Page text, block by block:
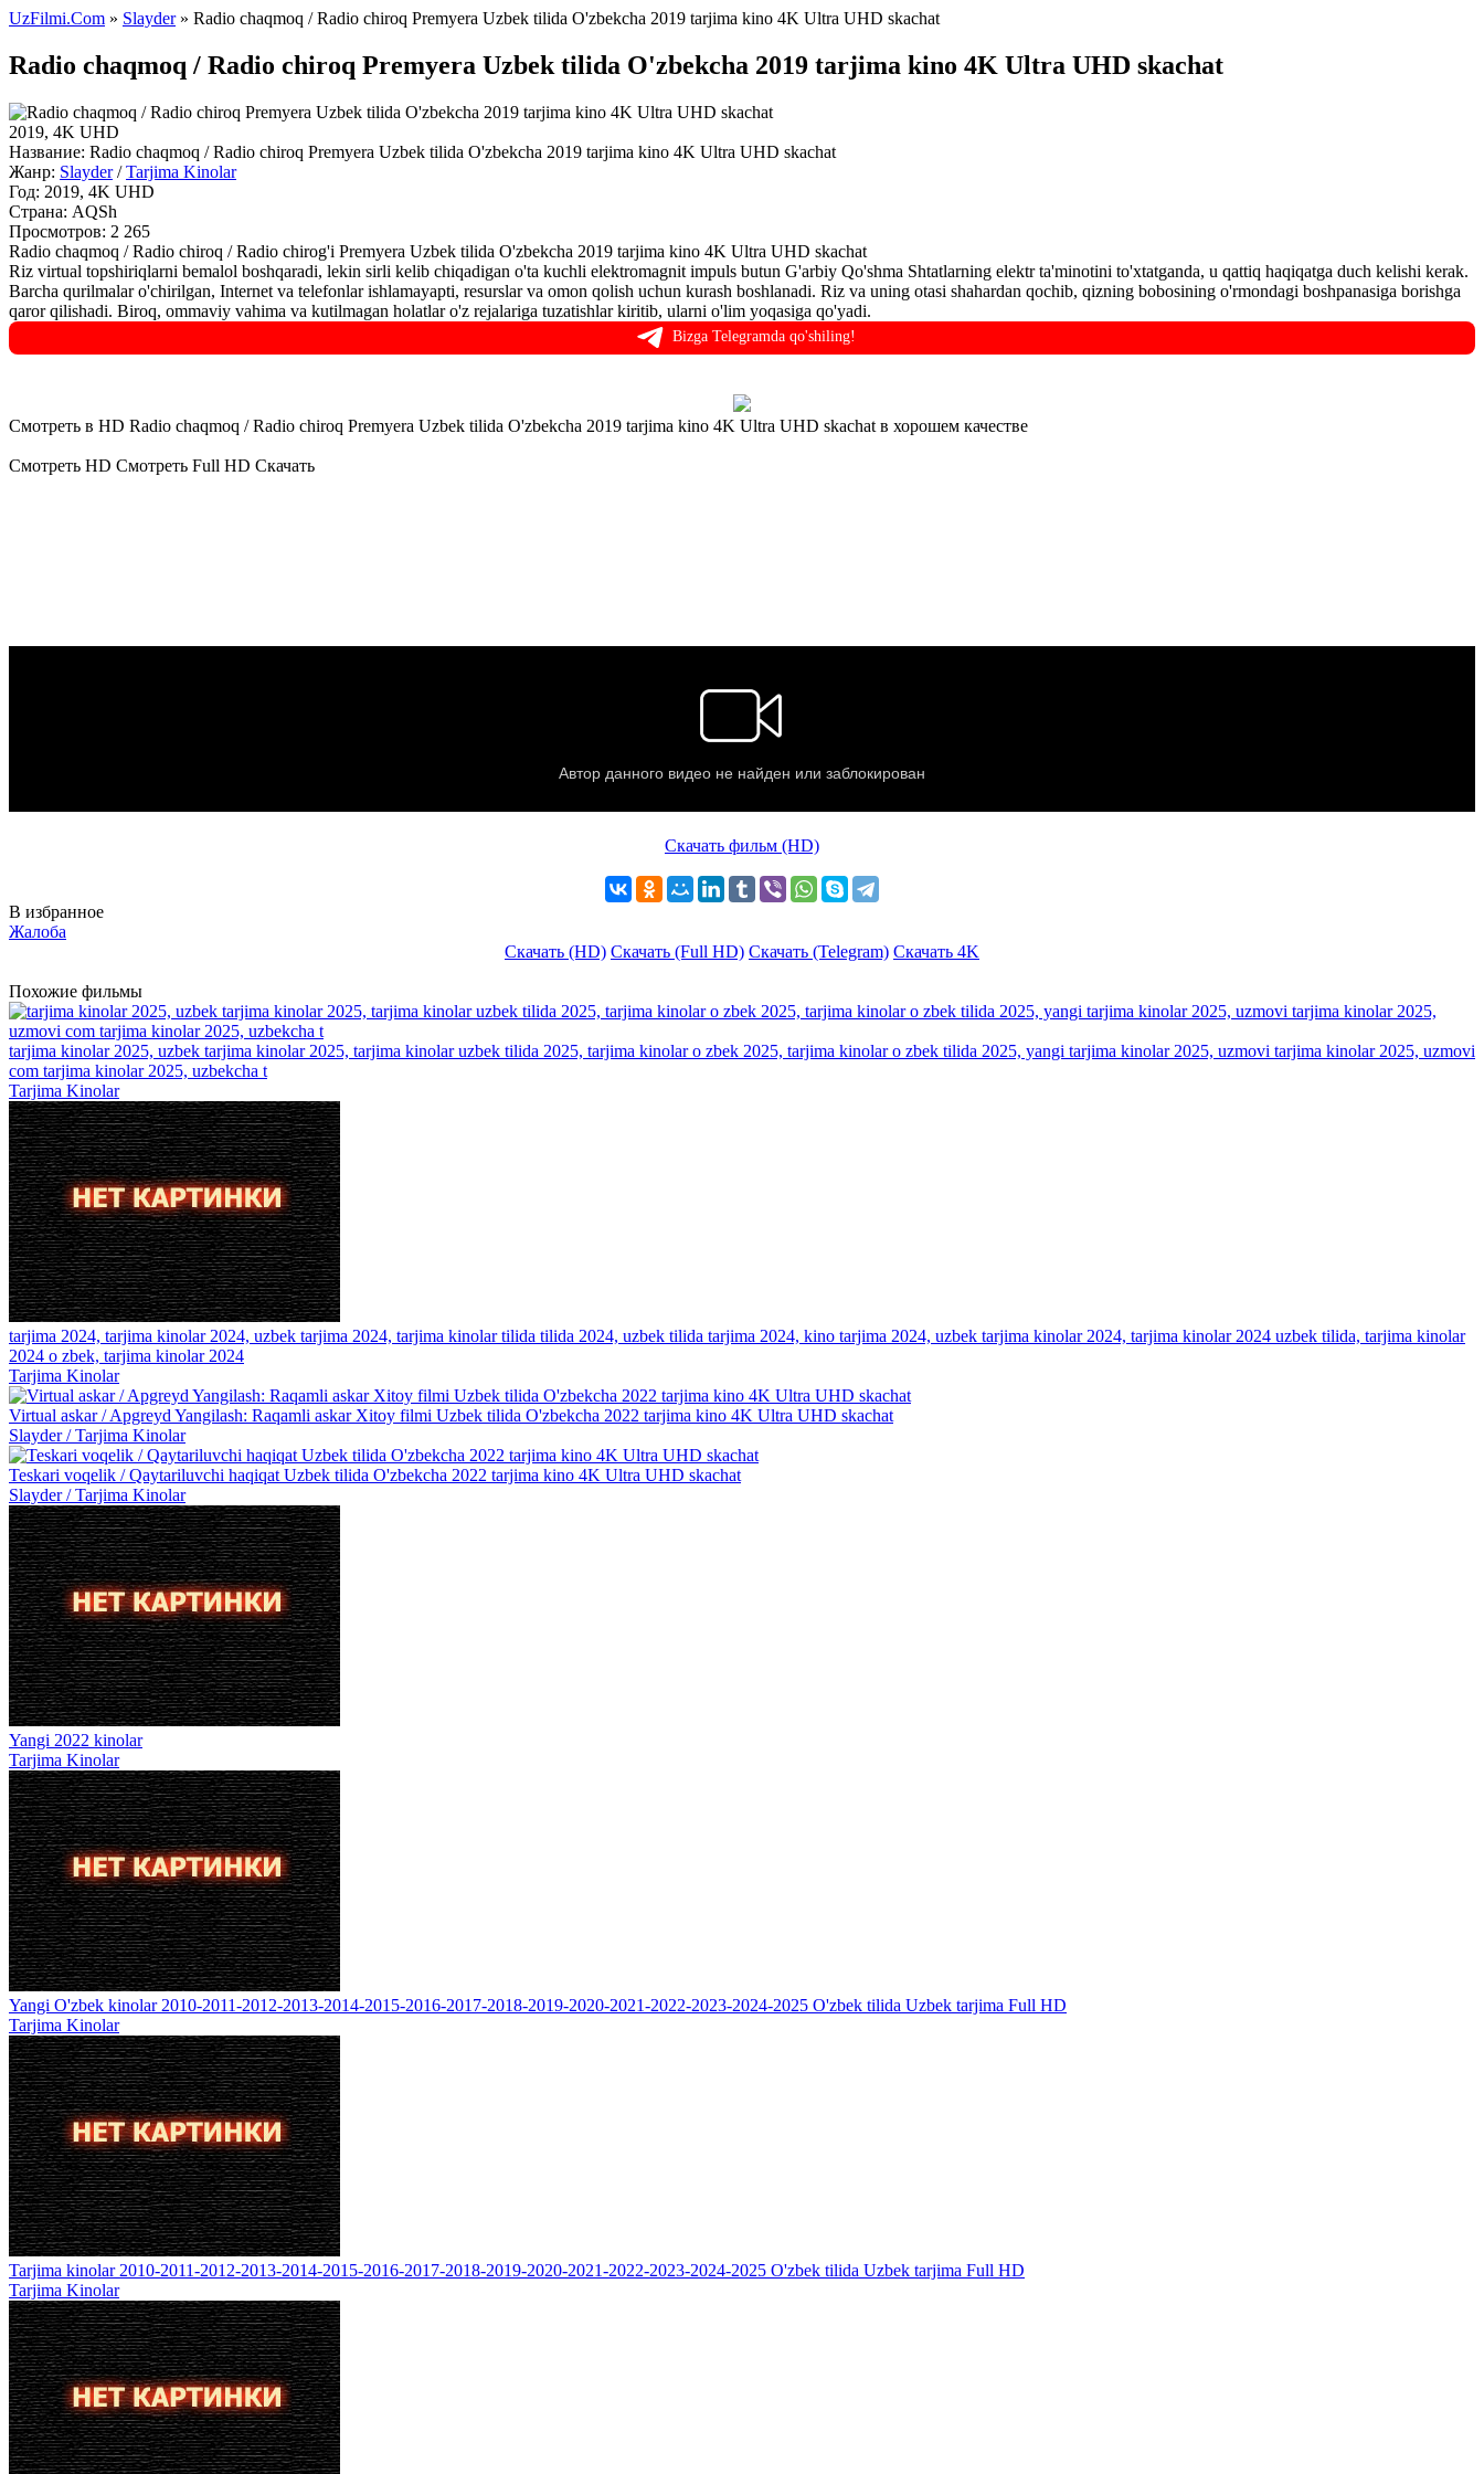
UzFilmi.Com » Slayder» Radio chaqmoq / Radio chiroq Premyera Uzbek tilida O'zbekcha 2019 tarjima kino 4K Ultra UHD skachat
Radio chaqmoq / Radio chiroq Premyera Uzbek tilida O'zbekcha 2019 tarjima kino 4K Ultra UHD skachat
2019, 4K UHD
Название: Radio chaqmoq / Radio chiroq Premyera Uzbek tilida O'zbekcha 2019 tarjima kino 4K Ultra UHD skachat
Жанр: Slayder/Tarjima Kinolar
Год: 2019, 4K UHD
Страна: AQSh
Просмотров: 2 265
Radio chaqmoq / Radio chiroq / Radio chirog'i Premyera Uzbek tilida O'zbekcha 2019 tarjima kino 4K Ultra UHD skachat
Riz virtual topshiriqlarni bemalol boshqaradi, lekin sirli kelib chiqadigan o'ta kuchli elektromagnit impuls butun G'arbiy Qo'shma Shtatlarning elektr ta'minotini to'xtatganda, u qattiq haqiqatga duch kelishi kerak.
Barcha qurilmalar o'chirilgan, Internet va telefonlar ishlamayapti, resurslar va omon qolish uchun kurash boshlanadi. Riz va uning otasi shahardan qochib, qizning bobosining o'rmondagi boshpanasiga borishga
qaror qilishadi. Biroq, ommaviy vahima va kutilmagan holatlar o'z rejalariga tuzatishlar kiritib, ularni o'lim yoqasiga qo'yadi.
Bizga Telegramda qo'shiling!
Смотреть в HD Radio chaqmoq / Radio chiroq Premyera Uzbek tilida O'zbekcha 2019 tarjima kino 4K Ultra UHD skachat в хорошем качестве
Смотреть HD Смотреть Full HD Скачать
Скачать фильм (HD)
В избранное
Жалоба
Скачать (HD) Скачать (Full HD) Скачать (Telegram) Скачать 4K
Похожие фильмы
tarjima kinolar 2025, uzbek tarjima kinolar 2025, tarjima kinolar uzbek tilida 2025, tarjima kinolar o zbek 2025, tarjima kinolar o zbek tilida 2025, yangi tarjima kinolar 2025, uzmovi tarjima kinolar 2025, uzmovi
com tarjima kinolar 2025, uzbekcha t
Tarjima Kinolar
tarjima 2024, tarjima kinolar 2024, uzbek tarjima 2024, tarjima kinolar tilida tilida 2024, uzbek tilida tarjima 2024, kino tarjima 2024, uzbek tarjima kinolar 2024, tarjima kinolar 2024 uzbek tilida, tarjima kinolar
2024 o zbek, tarjima kinolar 2024
Tarjima Kinolar
Virtual askar / Apgreyd Yangilash: Raqamli askar Xitoy filmi Uzbek tilida O'zbekcha 2022 tarjima kino 4K Ultra UHD skachat
Slayder / Tarjima Kinolar
Teskari voqelik / Qaytariluvchi haqiqat Uzbek tilida O'zbekcha 2022 tarjima kino 4K Ultra UHD skachat
Slayder / Tarjima Kinolar
Yangi 2022 kinolar
Tarjima Kinolar
Yangi O'zbek kinolar 2010-2011-2012-2013-2014-2015-2016-2017-2018-2019-2020-2021-2022-2023-2024-2025 O'zbek tilida Uzbek tarjima Full HD
Tarjima Kinolar
Tarjima kinolar 2010-2011-2012-2013-2014-2015-2016-2017-2018-2019-2020-2021-2022-2023-2024-2025 O'zbek tilida Uzbek tarjima Full HD
Tarjima Kinolar